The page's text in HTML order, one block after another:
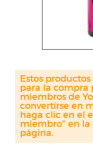
Estos
para la compra
miembros de
convertirse en
haga clic en el
miembro" en la
página.